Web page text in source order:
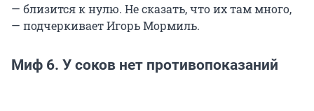
— близится к нулю. Не сказать, что их там много,
— подчеркивает Игорь Мормиль.
Миф 6. У соков нет противопоказаний